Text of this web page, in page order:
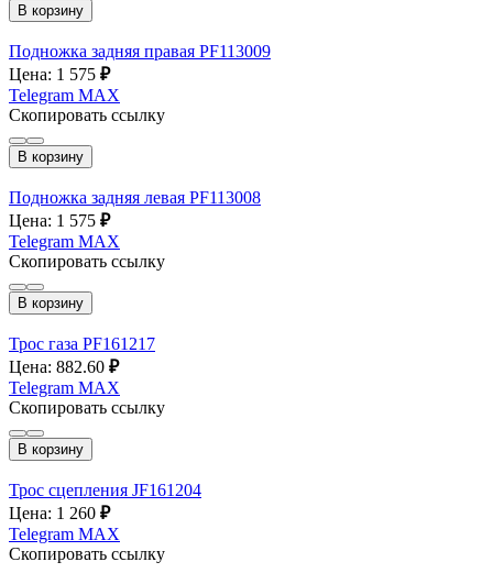
В корзину
Подножка задняя правая PF113009
Цена: 1 575 ₽
Telegram MAX
Скопировать ссылку
В корзину
Подножка задняя левая PF113008
Цена: 1 575 ₽
Telegram MAX
Скопировать ссылку
В корзину
Трос газа PF161217
Цена: 882.60 ₽
Telegram MAX
Скопировать ссылку
В корзину
Трос сцепления JF161204
Цена: 1 260 ₽
Telegram MAX
Скопировать ссылку